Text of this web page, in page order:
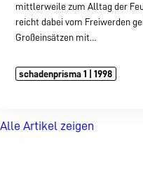
mittlerweile zum Alltag der
reicht dabei vom Freiwerden
Großeinsätzen mit…
schadenprisma 1 | 1998
Alle Artikel zeigen